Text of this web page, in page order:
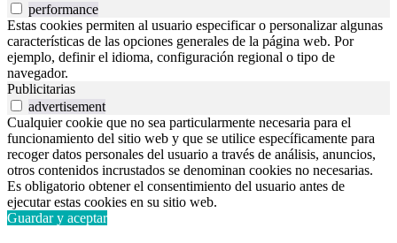
performance
Estas cookies permiten al usuario especificar o personalizar algunas
características de las opciones generales de la página web. Por
ejemplo, definir el idioma, configuración regional o tipo de
navegador.
Publicitarias
advertisement
Cualquier cookie que no sea particularmente necesaria para el
funcionamiento del sitio web y que se utilice específicamente para
recoger datos personales del usuario a través de análisis, anuncios,
otros contenidos incrustados se denominan cookies no necesarias.
Es obligatorio obtener el consentimiento del usuario antes de
ejecutar estas cookies en su sitio web.
Guardar y aceptar